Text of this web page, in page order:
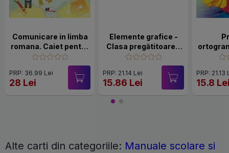
Comunicare in limba
romana. Caiet pentru
clasa pregatitoare
PRP: 36.99 Lei
28 Lei
Elemente grafice -
Clasa pregătitoare -
Caiet
PRP: 21.14 Lei
15.86 Lei
PRP: 21.13
15.8
Alte carti din categoriile: Manuale scolare si